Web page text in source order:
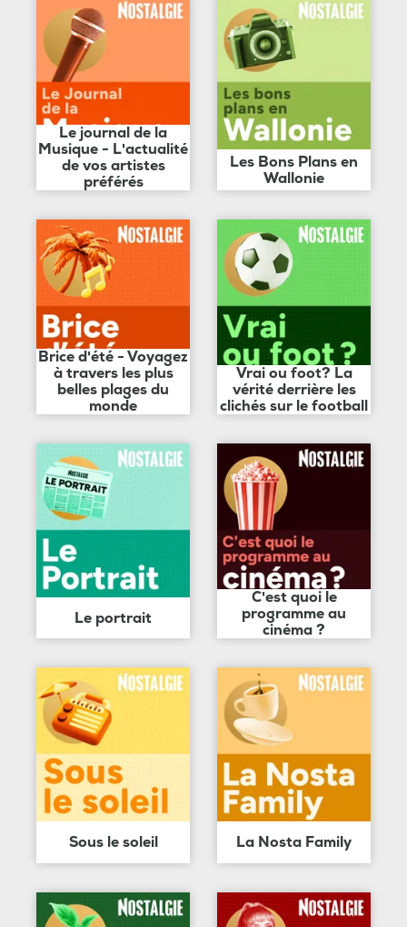
Le journal de la
Musique - L'actualité
de vos artistes
préférés
Les Bons Plans en
Wallonie
Brice d'été - Voyagez
à travers les plus
belles plages du
monde
Vrai ou foot? La
vérité derrière les
clichés sur le football
Le portrait
C'est quoi le
programme au
cinéma ?
Sous le soleil La Nosta Family